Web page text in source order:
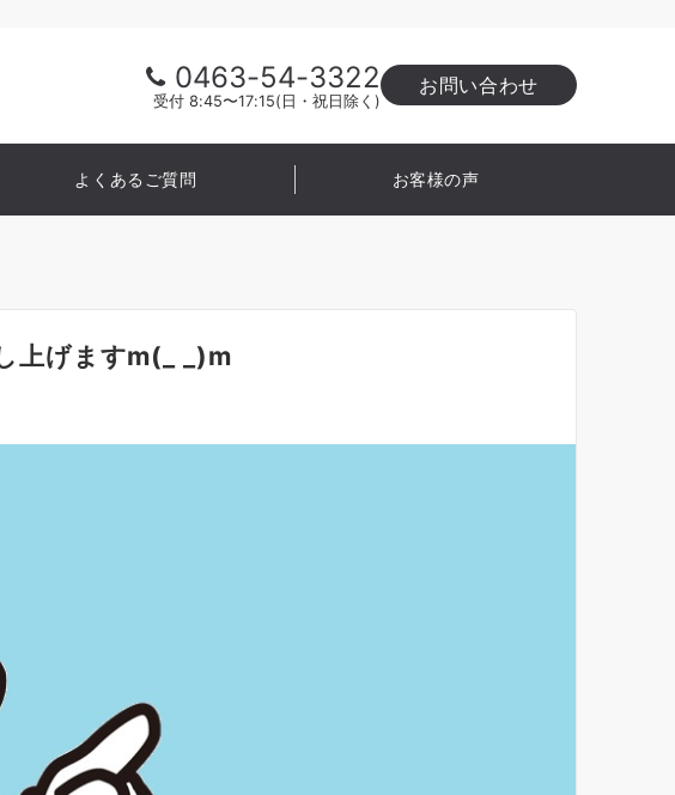
0463-54-3322
受付 8:45〜17:15(日・祝日除く)
お問い合わせ
よくあるご質問 お客様の声
上げますm(_ _)m